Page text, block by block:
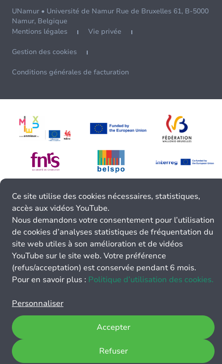
UNamur • Université de Namur Rue de Bruxelles 61, B-5000
Namur, Belgique
Mentions légales
Vie privée
Gestion des cookies
Conditions générales de facturation
Ce site utilise des cookies nécessaires, statistiques,
accès aux vidéos YouTube.
Nous demandons votre consentement pour l’utilisation
de cookies d’analyses statistiques de fréquentation du
site web utiles à son amélioration et de vidéos
YouTube sur le site web. Votre préférence
(refus/acceptation) est conservée pendant 6 mois.
Pour en savoir plus : Politique d’utilisation des cookies.
Personnaliser
Refuser
Accepter